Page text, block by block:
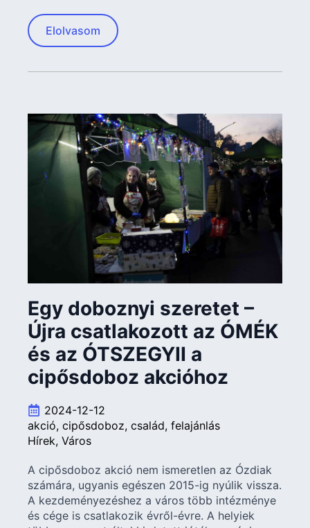
Elolvasom
Egy doboznyi szeretet –
Újra csatlakozott az ÓMÉK
és az ÓTSZEGYII a
cipősdoboz akcióhoz
2024-12-12
akció cipősdoboz család felajánlás
Hírek Város
A cipősdoboz akció nem ismeretlen az Ózdiak
számára, ugyanis egészen 2015-ig nyúlik vissza.
A kezdeményezéshez a város több intézménye
és cége is csatlakozik évről-évre. A helyiek